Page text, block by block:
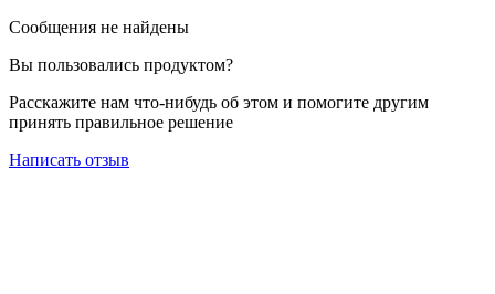
Сообщения не найдены
Вы пользовались продуктом?
Расскажите нам что-нибудь об этом и помогите другим
принять правильное решение
Написать отзыв